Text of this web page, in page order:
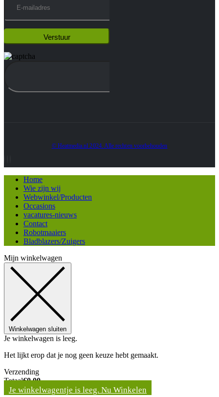
© Heatmedia.nl 2024. Alle rechten voorbehouden
Home
Wie zijn wij
Webwinkel/Producten
Occasions
vacatures-nieuws
Contact
Robotmaaiers
Bladblazers/Zuigers
Mijn winkelwagen
Winkelwagen sluiten
Je winkelwagen is leeg.
Het lijkt erop dat je nog geen keuze hebt gemaakt.
Verzending
Totaal€0,00
Je winkelwagentje is leeg. Nu Winkelen